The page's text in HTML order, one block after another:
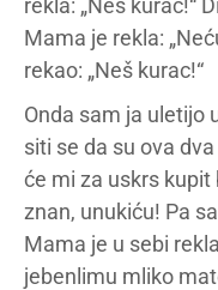
rekla: „Neš kurac!“
Mama je rekla:
rekao: „Neš kurac!“
Onda sam ja uletijo
siti se da su ova
će mi za uskrs kupit
znan, unukiću! Pa
Mama je u sebi
jebenlimu mliko